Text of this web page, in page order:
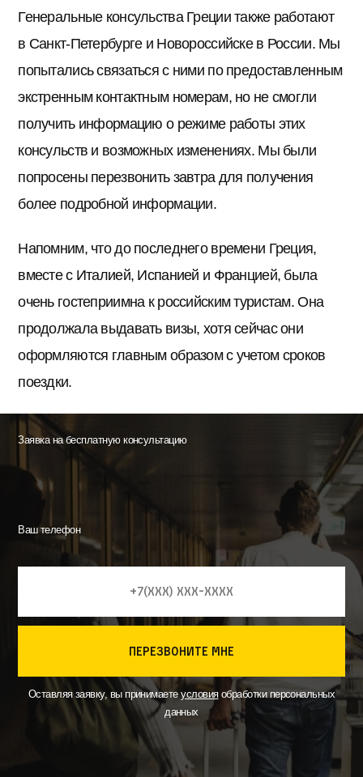
Генеральные консульства Греции также работают
в Санкт-Петербурге и Новороссийске в России. Мы
попытались связаться с ними по предоставленным
экстренным контактным номерам, но не смогли
получить информацию о режиме работы этих
консульств и возможных изменениях. Мы были
попросены перезвонить завтра для получения
более подробной информации.
Напомним, что до последнего времени Греция,
вместе с Италией, Испанией и Францией, была
очень гостеприимна к российским туристам. Она
продолжала выдавать визы, хотя сейчас они
оформляются главным образом с учетом сроков
поездки.
Заявка на бесплатную консультацию
Ваш телефон
перезвоните мне
Оставляя заявку, вы принимаетеусловияобработки персональных
данных